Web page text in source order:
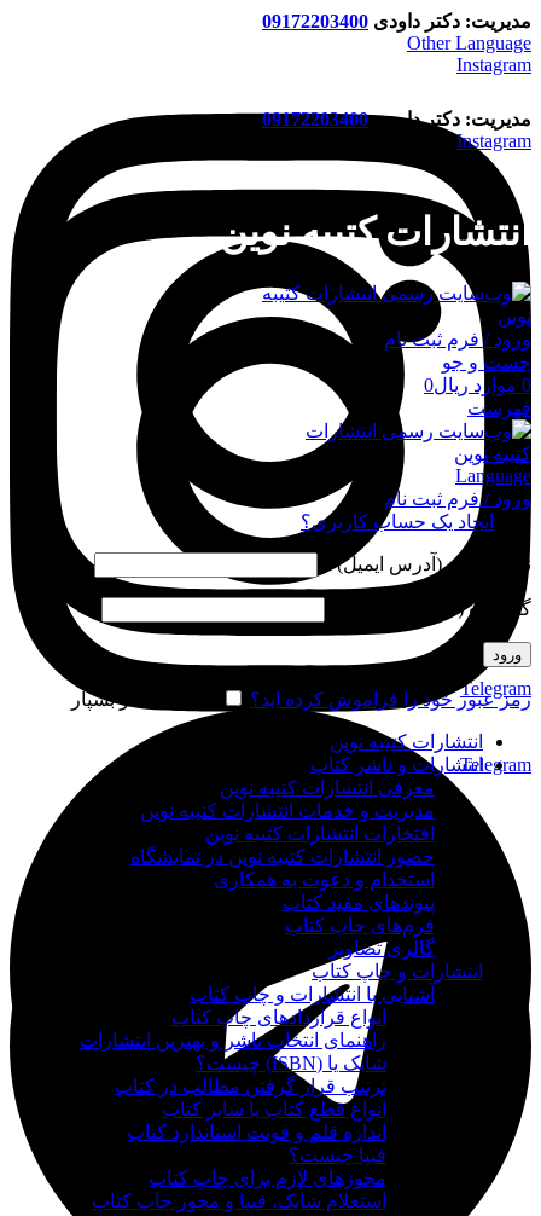
مدیریت: دکتر داودی 09172203400
Other Language
Instagram
Telegram
مدیریت: دکتر داودی09172203400
Instagram
Telegram
انتشارات کتیبه نوین
ورود / فرم ثبت نام
جست و جو
0 موارد ریال0
فهرست
Language
ورود / فرم ثبت نام
ورود
ایجاد یک حساب کاربری؟
نام کاربری (آدرس ایمیل)
گذرواژه (شماره موبایل)
ورود
رمز عبور خود را فراموش کرده اید؟ مرا به خاطر بسپار
انتشارات کتیبه نوین
انتشارات و ناشر کتاب
معرفی انتشارات کتیبه نوین
مدیریت و خدمات انتشارات کتیبه نوین
افتخارات انتشارات کتیبه نوین
حضور انتشارات کتیبه نوین در نمایشگاه‌
استخدام و دعوت به همکاری
پیوندهای مفید کتاب
فرم‌های چاپ کتاب
گالری تصاویر
انتشارات و چاپ کتاب
آشنایی با انتشارات و چاپ کتاب
انواع قراردادهای چاپ کتاب
راهنمای انتخاب ناشر و بهترین انتشارات
شابک یا (ISBN) چیست؟
ترتیب قرار گرفتن مطالب در کتاب
انواع قطع کتاب یا سایز کتاب
اندازه قلم و فونت استاندارد کتاب
فیپا چیست؟
مجوزهای لازم برای چاپ کتاب
استعلام شابک، فیپا و مجوز چاپ کتاب